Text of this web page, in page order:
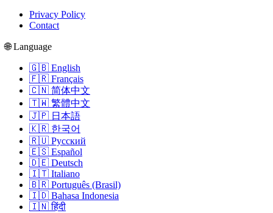
Privacy Policy
Contact
🌐 Language
🇬🇧 English
🇫🇷 Français
🇨🇳 简体中文
🇹🇼 繁體中文
🇯🇵 日本語
🇰🇷 한국어
🇷🇺 Русский
🇪🇸 Español
🇩🇪 Deutsch
🇮🇹 Italiano
🇧🇷 Português (Brasil)
🇮🇩 Bahasa Indonesia
🇮🇳 हिंदी